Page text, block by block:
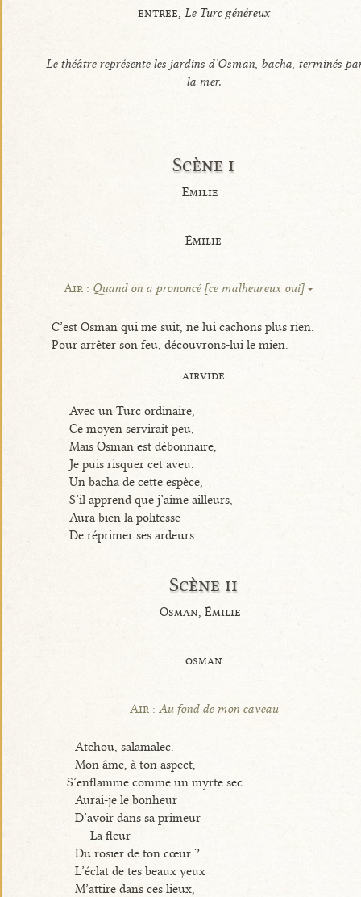
entree, Le Turc généreux
Le théâtre représente les jardins d’Osman, bacha, terminés
la mer.
Scène i
Émilie
Émilie
Air : Quand on a prononcé [ce malheureux oui]
C’est Osman qui me suit, ne lui cachons plus rien.
Pour arrêter son feu, découvrons-lui le mien.
airvide
Avec un Turc ordinaire,
Ce moyen servirait peu,
Mais Osman est débonnaire,
Je puis risquer cet aveu.
Un bacha de cette espèce,
S’il apprend que j’aime ailleurs,
Aura bien la politesse
De réprimer ses ardeurs.
Scène ii
Osman, Émilie
osman
Air : Au fond de mon caveau
Atchou, salamalec.
Mon âme, à ton aspect,
S’enflamme comme un myrte sec.
Aurai-je le bonheur
D’avoir dans sa primeur
La fleur
Du rosier de ton cœur ?
L’éclat de tes beaux yeux
M’attire dans ces lieux,